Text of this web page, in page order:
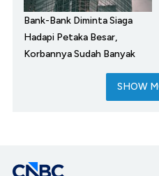
Bank-Bank Diminta Siaga
Hadapi Petaka Besar,
Korbannya Sudah Banyak
SHOW